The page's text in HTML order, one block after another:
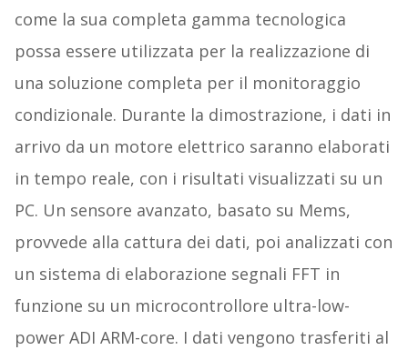
come la sua completa gamma tecnologica
possa essere utilizzata per la realizzazione di
una soluzione completa per il monitoraggio
condizionale. Durante la dimostrazione, i dati in
arrivo da un motore elettrico saranno elaborati
in tempo reale, con i risultati visualizzati su un
PC. Un sensore avanzato, basato su Mems,
provvede alla cattura dei dati, poi analizzati con
un sistema di elaborazione segnali FFT in
funzione su un microcontrollore ultra-low-
power ADI ARM-core. I dati vengono trasferiti al